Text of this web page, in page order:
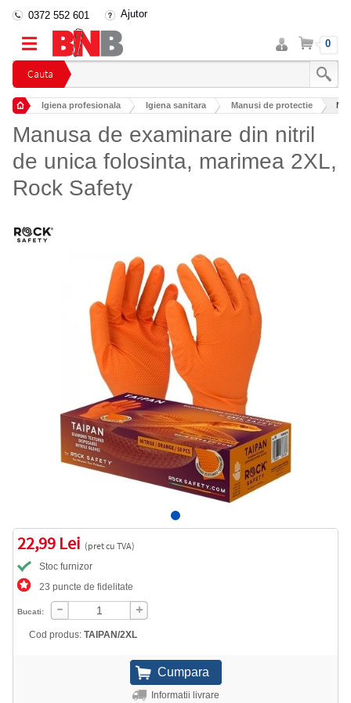
Cauta
0372 552 601 Ajutor
Intra
in
cont
Cos 0
Igiena profesionala Igiena sanitara Manusi de protectie
Manusa de examinare din nitril
de unica folosinta, marimea 2XL,
Rock Safety
22,99 Lei (pret cu TVA)
Stoc furnizor
23 puncte de fidelitate
Bucati:
Cod produs: TAIPAN/2XL
Informatii livrare